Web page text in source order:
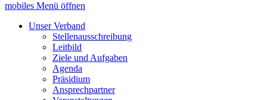
mobiles Menü öffnen
Unser Verband
Stellenausschreibung
Leitbild
Ziele und Aufgaben
Agenda
Präsidium
Ansprechpartner